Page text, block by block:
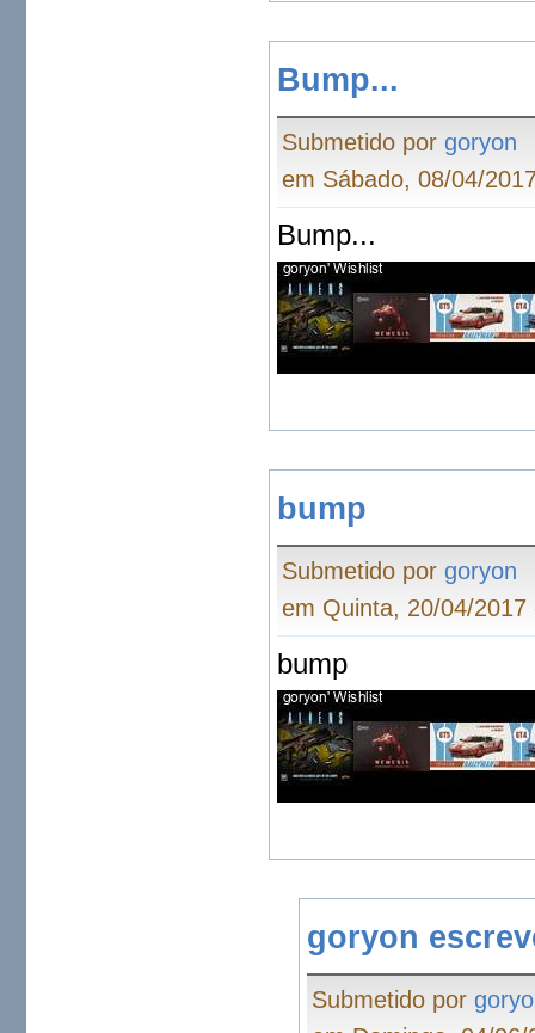
Bump...
Submetido porgoryon
em Sábado, 08/04/
Bump...
bump
Submetido porgoryon
em Quinta, 20/04/2017
bump
goryon
Submetido por